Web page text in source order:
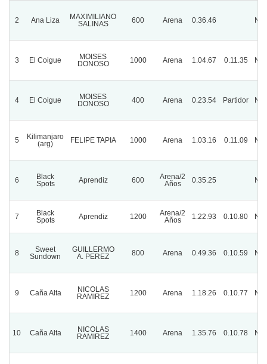
2 Ana Liza
MAXIMILIANO
SALINAS
600 Arena 0.36.46
3 El Coigue
MOISES
DONOSO
1000 Arena 1.04.67 0.11.35
4 El Coigue
MOISES
DONOSO
400 Arena 0.23.54 Partidor
5
Kilimanjaro
(arg)
FELIPE TAPIA 1000 Arena 1.03.16 0.11.09
6
Black
Spots
Aprendiz 600
Arena/2
Años
0.35.25
7
Black
Spots
Aprendiz 1200
Arena/2
Años
1.22.93 0.10.80
8
Sweet
Sundown
GUILLERMO
A. PEREZ
800 Arena 0.49.36 0.10.59
9 Caña Alta
NICOLAS
RAMIREZ
1200 Arena 1.18.26 0.10.77
10 Caña Alta
NICOLAS
RAMIREZ
1400 Arena 1.35.76 0.10.78